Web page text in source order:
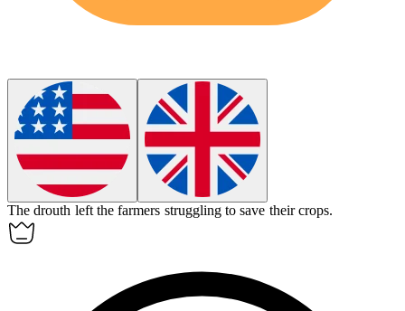
Thedrouth left the farmers struggling to save their crops.